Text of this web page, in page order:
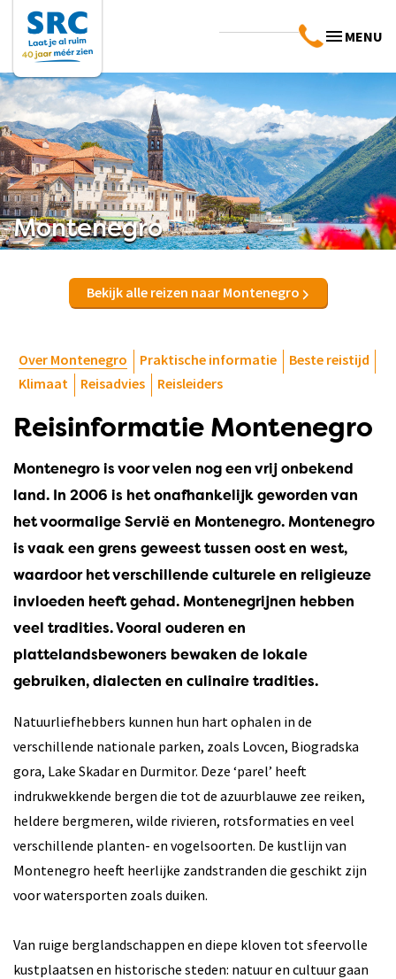
MENU
Montenegro
Bekijk alle reizen naar Montenegro
Over Montenegro Praktische informatie
Beste reistijd
Klimaat
Reisadvies Reisleiders
Reisinformatie Montenegro
Montenegro is voor velen nog een vrij onbekend
land. In 2006 is het onafhankelijk geworden van
het voormalige Servië en Montenegro. Montenegro
is vaak een grens geweest tussen oost en west,
waardoor het verschillende culturele en religieuze
invloeden heeft gehad. Montenegrijnen hebben
veel tradities. Vooral ouderen en
plattelandsbewoners bewaken de lokale
gebruiken, dialecten en culinaire tradities.
Natuurliefhebbers kunnen hun hart ophalen in de
verschillende nationale parken, zoals Lovcen, Biogradska
gora, Lake Skadar en Durmitor. Deze ‘parel’ heeft
indrukwekkende bergen die tot de azuurblauwe zee reiken,
heldere bergmeren, wilde rivieren, rotsformaties en veel
verschillende planten- en vogelsoorten. De kustlijn van
Montenegro heeft heerlijke zandstranden die geschikt zijn
voor watersporten zoals duiken.
Van ruige berglandschappen en diepe kloven tot sfeervolle
kustplaatsen en historische steden: natuur en cultuur gaan